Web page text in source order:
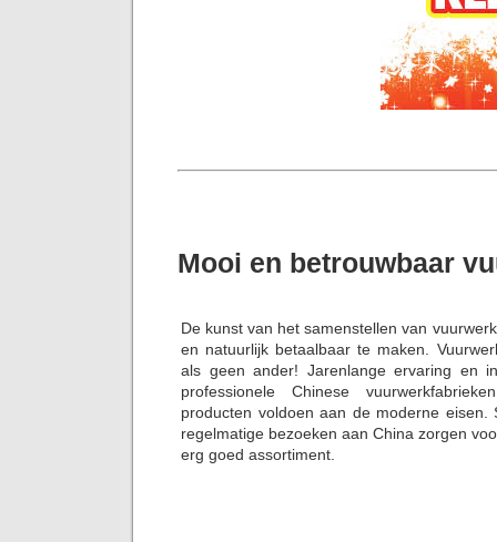
Mooi en betrouwbaar
De kunst van het samenstellen van
en natuurlijk betaalbaar te maken.
als geen ander! Jarenlange ervaring en
professionele Chinese
producten voldoen aan de moderne eisen.
regelmatige bezoeken aan China zorgen
erg goed assortiment.